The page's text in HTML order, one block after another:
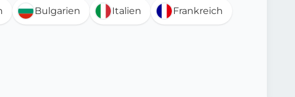
Bulgarien Italien Frankreich